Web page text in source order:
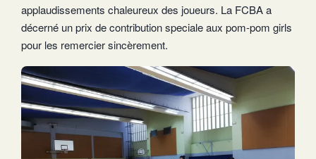
applaudissements chaleureux des joueurs. La FCBA a
décerné un prix de contribution speciale aux pom-pom girls
pour les remercier sincèrement.